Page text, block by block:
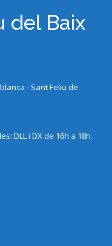
del Baix
- Sant Feliu de
DLL i DX de 16h a 18h.